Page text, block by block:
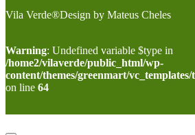
Vila Verde®Design by Mateus Cheles
Warning: Undefined variable $type in
/home2/vilaverde/public_html/wp-
content/themes/greenmart/
on line 64